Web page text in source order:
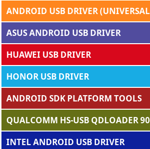
ANDROID USB DRIVER
ASUS ANDROID USB DRIVER
HUAWEI USB DRIVER
HONOR USB DRIVER
ANDROID SDK PLATFORM TOOLS
QUALCOMM HS-USB QDLOADER
INTEL ANDROID USB DRIVER